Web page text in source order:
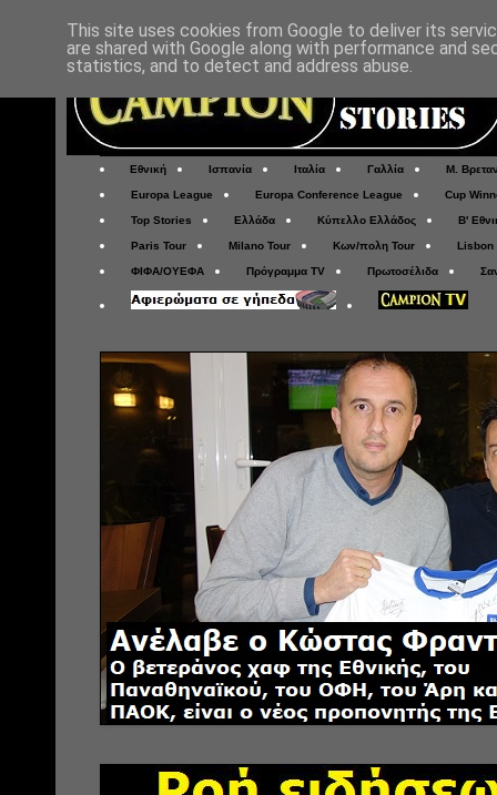
Εθνική Ισπανία Ιταλία Γαλλία Μ.
Europa League Europa Conference League Cup
Top Stories Ελλάδα Κύπελλο Ελλάδος Β'
Paris Tour Milano Tour Κων/πολη Tour Lisbon
ΦΙΦΑ/ΟΥΕΦΑ Πρόγραμμα TV Πρωτοσέλιδα
This site uses cookies from Google to deliver its
are shared with Google along with performance and
statistics, and to detect and address abuse.